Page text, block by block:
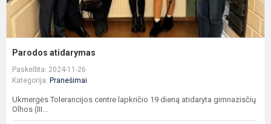
Parodos atidarymas
Paskelbta: 2024-11-26
Kategorija: Pranešimai
Ukmergės Tolerancijos centre lapkričio 19 dieną atidaryta gimnazisčių
Olhos (III...